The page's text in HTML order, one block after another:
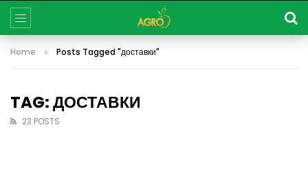
Home Posts Tagged "доставки"
TAG: ДОСТАВКИ
23 POSTS